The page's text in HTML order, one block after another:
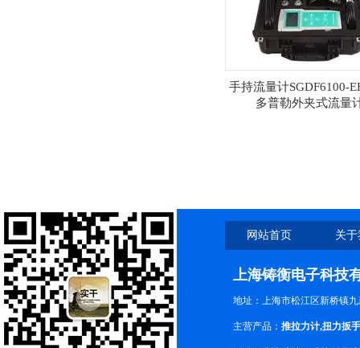
手持流量计SGDF6100-
多普勒外夹式流量
网站首页 关
上海铸衡电子科技
地址：上海市松江区新桥镇
主营产品： 推拉力计,扭力扳手